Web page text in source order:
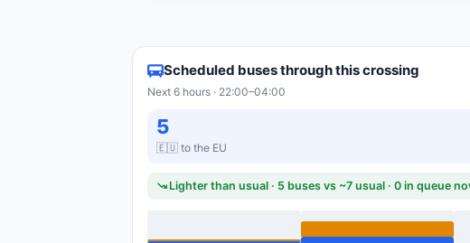
Scheduled buses through this crossing
Next 6 hours · 22:00–04:00
5
🇪🇺 to the EU
Lighter than usual · 5 buses vs ~7 usual · 0 in queue